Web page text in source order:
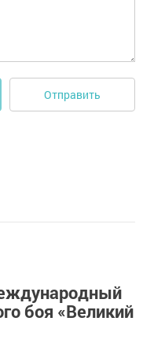
Отправить
боя «Великий